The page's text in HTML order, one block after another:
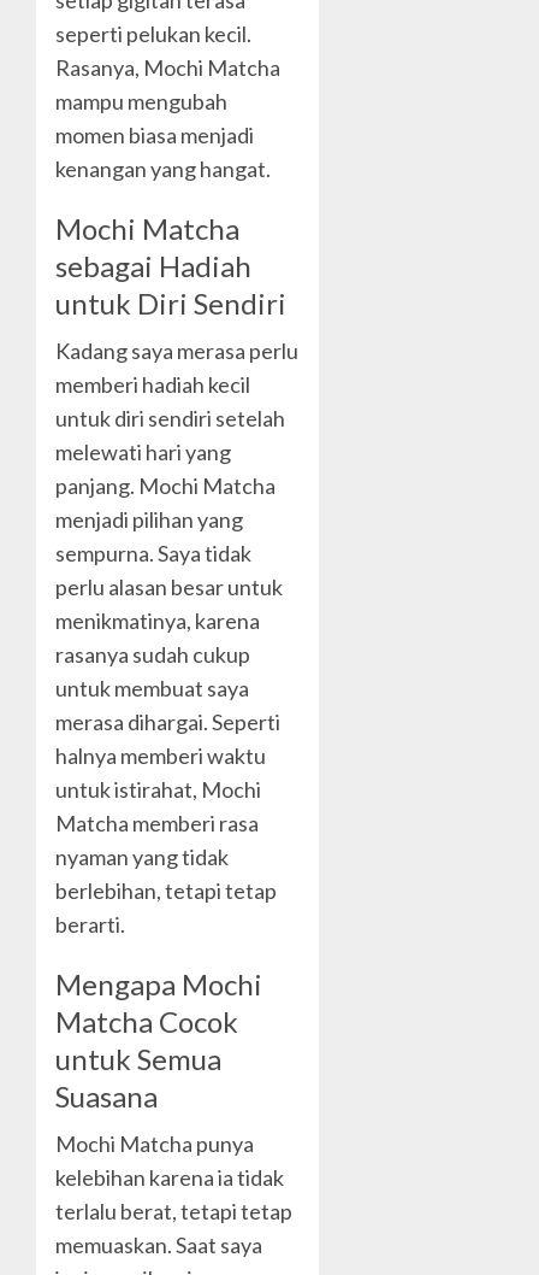
seperti pelukan kecil.
Rasanya, Mochi Matcha
mampu mengubah
momen biasa menjadi
kenangan yang hangat.
Mochi Matcha
sebagai Hadiah
untuk Diri Sendiri
Kadang saya merasa perlu
memberi hadiah kecil
untuk diri sendiri setelah
melewati hari yang
panjang. Mochi Matcha
menjadi pilihan yang
sempurna. Saya tidak
perlu alasan besar untuk
menikmatinya, karena
rasanya sudah cukup
untuk membuat saya
merasa dihargai. Seperti
halnya memberi waktu
untuk istirahat, Mochi
Matcha memberi rasa
nyaman yang tidak
berlebihan, tetapi tetap
berarti.
Mengapa Mochi
Matcha Cocok
untuk Semua
Suasana
Mochi Matcha punya
kelebihan karena ia tidak
terlalu berat, tetapi tetap
memuaskan. Saat saya